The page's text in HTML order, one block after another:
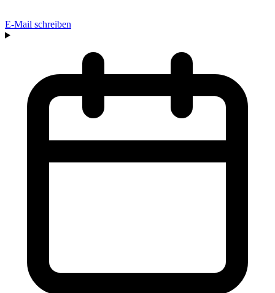
E-Mail schreiben